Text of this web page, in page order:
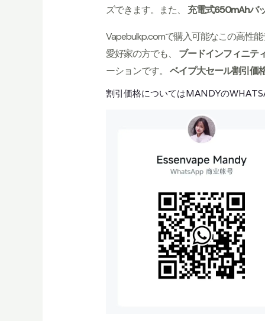
ズできます。また、 充電式650mAhバ
Vapebulkp.comで購入可能なこの高性
愛好家の方でも、 ブードインフィニテ
ーションです。 ベイプ大セール割引価
割引価格についてはMANDYの